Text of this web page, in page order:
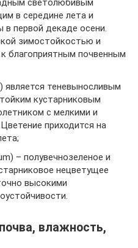
светолюбивым
в середине лета и
первой декаде осени.
зимостойкостью и
благоприятным почвенным
является теневыносливым
кустарниковым
с мелкими и
приходится на
– полувечнозеленое и
нецветущее
высокими
влажность,